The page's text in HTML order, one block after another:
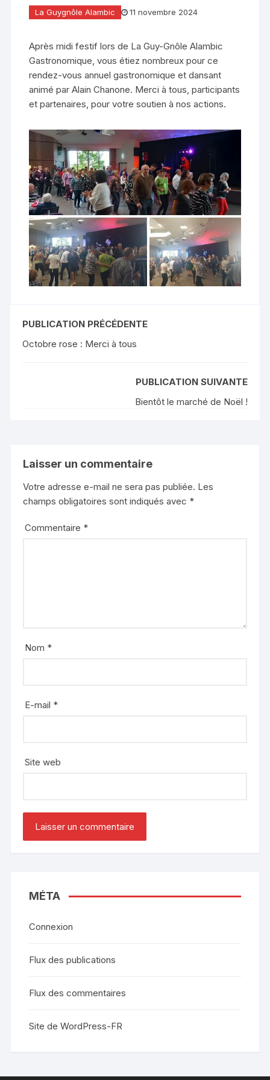
La Guygnôle Alambic 11 novembre 2024
Après midi festif lors de La Guy-Gnôle Alambic
Gastronomique, vous étiez nombreux pour ce
rendez-vous annuel gastronomique et dansant
animé par Alain Chanone. Merci à tous, participants
et partenaires, pour votre soutien à nos actions.
PUBLICATION PRÉCÉDENTE
Octobre rose : Merci à tous
PUBLICATION SUIVANTE
Bientôt le marché de Noël !
Laisser un commentaire
Votre adresse e-mail ne sera pas publiée. Les
champs obligatoires sont indiqués avec *
Commentaire *
Nom *
E-mail *
Site web
MÉTA
Connexion
Flux des publications
Flux des commentaires
Site de WordPress-FR